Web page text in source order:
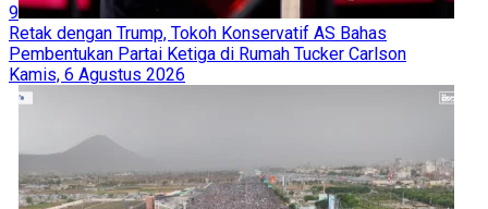
9
Retak dengan Trump, Tokoh Konservatif AS Bahas
Pembentukan Partai Ketiga di Rumah Tucker Carlson
Kamis, 6 Agustus 2026